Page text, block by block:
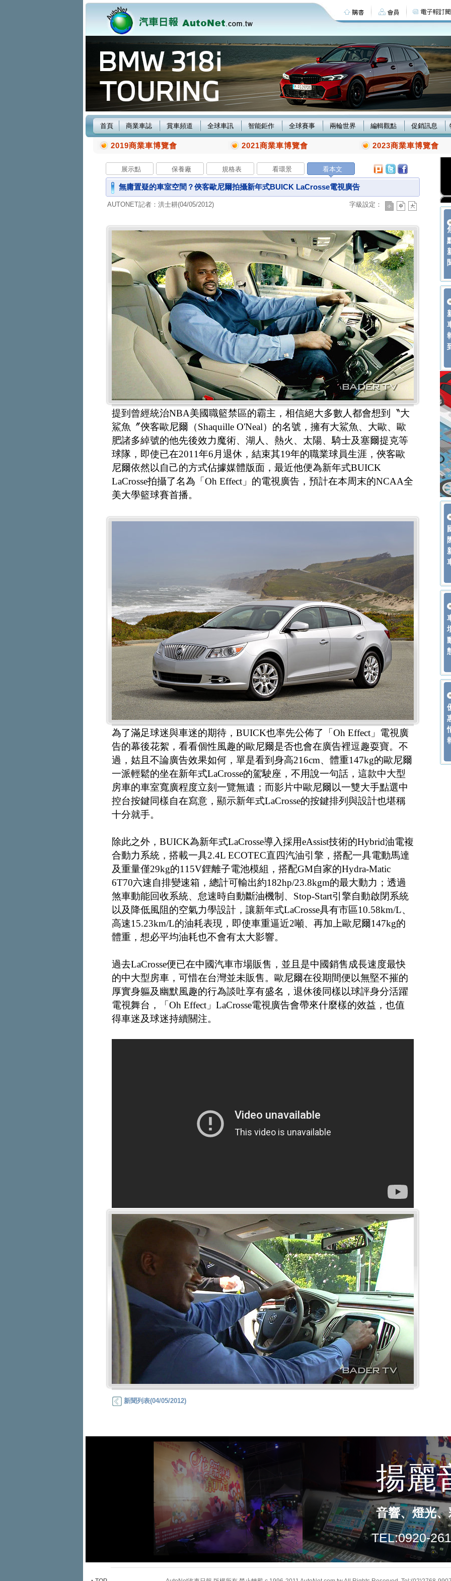
首頁 商業車誌 賞車頻道 全球車訊 智能鉅作 全球賽事 兩輪世界 編輯觀點 促銷訊息
2019商業車博覽會 2021商業車博覽會 2023商業車博覽會
展示點 保養廠 規格表 看環景 看本文
無庸置疑的車室空間？俠客歐尼爾拍攝新年式BUICK LaCrosse電視廣告
AUTONET記者：洪士耕(04/05/2012) 字級設定：
提到曾經統治NBA美國職籃禁區的霸主，相信絕大多數人都會想到〝大
鯊魚〞俠客歐尼爾（Shaquille O'Neal）的名號，擁有大鯊魚、大歐、歐
肥諸多綽號的他先後效力魔術、湖人、熱火、太陽、騎士及塞爾提克等
球隊，即使已在2011年6月退休，結束其19年的職業球員生涯，俠客歐
尼爾依然以自己的方式佔據媒體版面，最近他便為新年式BUICK
LaCrosse拍攝了名為「Oh Effect」的電視廣告，預計在本周末的NCAA全
美大學籃球賽首播。
為了滿足球迷與車迷的期待，BUICK也率先公佈了「Oh Effect」電視廣
告的幕後花絮，看看個性風趣的歐尼爾是否也會在廣告裡逗趣耍寶。不
過，姑且不論廣告效果如何，單是看到身高216cm、體重147kg的歐尼爾
一派輕鬆的坐在新年式LaCrosse的駕駛座，不用說一句話，這款中大型
房車的車室寬廣程度立刻一覽無遺；而影片中歐尼爾以一雙大手點選中
控台按鍵同樣自在寫意，顯示新年式LaCrosse的按鍵排列與設計也堪稱
十分就手。
除此之外，BUICK為新年式LaCrosse導入採用eAssist技術的Hybrid油電複
合動力系統，搭載一具2.4L ECOTEC直四汽油引擎，搭配一具電動馬達
及重量僅29kg的115V鋰離子電池模組，搭配GM自家的Hydra-Matic
6T70六速自排變速箱，總計可輸出約182hp/23.8kgm的最大動力；透過
煞車動能回收系統、怠速時自動斷油機制、Stop-Start引擎自動啟閉系統
以及降低風阻的空氣力學設計，讓新年式LaCrosse具有市區10.58km/L、
高速15.23km/L的油耗表現，即使車重逼近2噸、再加上歐尼爾147kg的
體重，想必平均油耗也不會有太大影響。
過去LaCrosse便已在中國汽車市場販售，並且是中國銷售成長速度最快
的中大型房車，可惜在台灣並未販售。歐尼爾在役期間便以無堅不摧的
厚實身軀及幽默風趣的行為談吐享有盛名，退休後同樣以球評身分活躍
電視舞台，「Oh Effect」LaCrosse電視廣告會帶來什麼樣的效益，也值
得車迷及球迷持續關注。
新聞列表(04/05/2012)